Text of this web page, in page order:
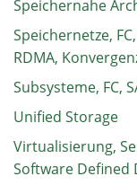
Speichernahe
Speichernetze,
RDMA,
Subsysteme, FC,
Unified Storage
Virtualisierung,
Software Defined